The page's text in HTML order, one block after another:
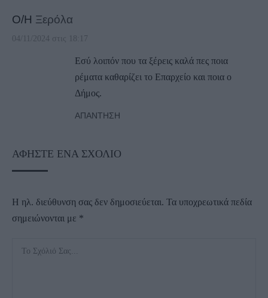
Ο/Η Ξερόλα
04/11/2024 στις 18:17
Εσύ λοιπόν που τα ξέρεις καλά πες ποια
ρέματα καθαρίζει το Επαρχείο και ποια ο
Δήμος.
ΑΠΆΝΤΗΣΗ
ΑΦΉΣΤΕ ΈΝΑ ΣΧΌΛΙΟ
Η ηλ. διεύθυνση σας δεν δημοσιεύεται. Τα υποχρεωτικά πεδία
σημειώνονται με *